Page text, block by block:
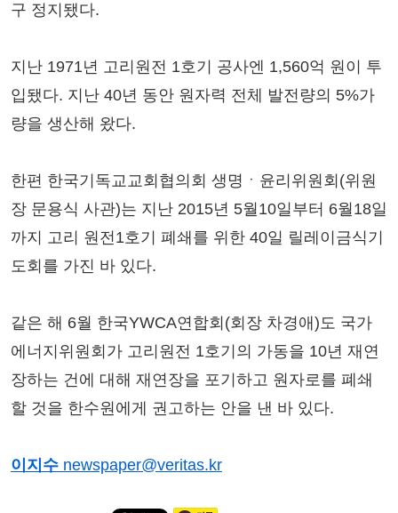
구 정지됐다.
지난 1971년 고리원전 1호기 공사엔 1,560억 원이 투
입됐다. 지난 40년 동안 원자력 전체 발전량의 5%가
량을 생산해 왔다.
한편 한국기독교교회협의회 생명ㆍ윤리위원회(위원
장 문용식 사관)는 지난 2015년 5월10일부터 6월18일
까지 고리 원전1호기 폐쇄를 위한 40일 릴레이금식기
도회를 가진 바 있다.
같은 해 6월 한국YWCA연합회(회장 차경애)도 국가
에너지위원회가 고리원전 1호기의 가동을 10년 재연
장하는 건에 대해 재연장을 포기하고 원자로를 폐쇄
할 것을 한수원에게 권고하는 안을 낸 바 있다.
이지수 newspaper@veritas.kr